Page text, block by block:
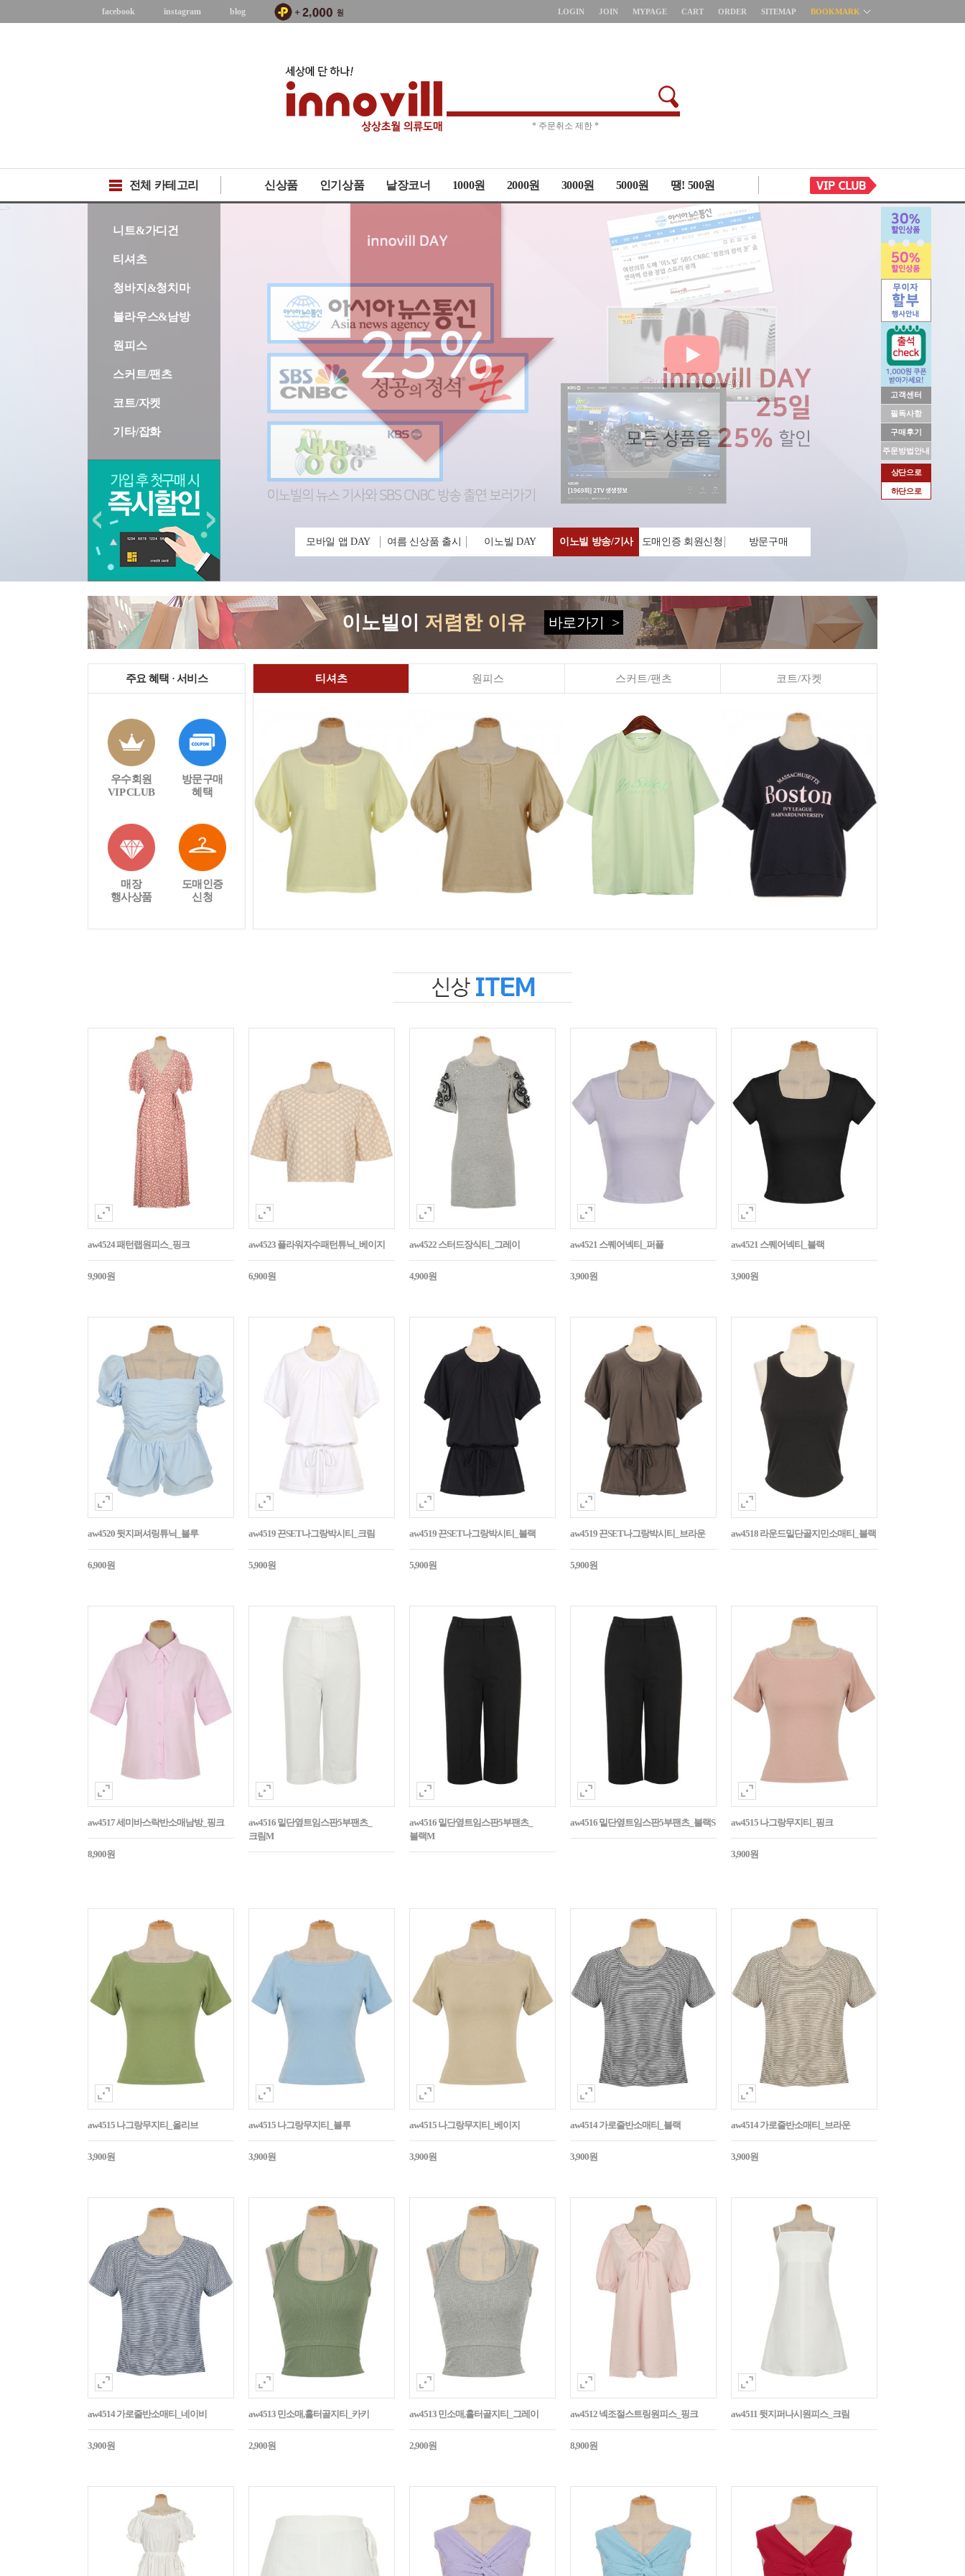
고객센터
필독사항
구매후기
주문방법안내
상단으로
하단으로
facebook instagram blog LOGIN JOIN MYPAGE CART ORDER SITEMAP BOOKMARK
* 상품up-date시간 *
전체 카테고리 신상품 인기상품 낱장코너 1000원 2000원 3000원 5000원 땡! 500원
니트&가디건
티셔츠
청바지&청치마
블라우스&남방
원피스
스커트/팬츠
코트/자켓
기타/잡화
모바일 앱 DAY 여름 신상품 출시 이노빌 DAY 이노빌 방송/기사 도매인증 회원신청 방문구매
-->
이노빌이 저렴한 이유 바로가기 >
주요 혜택 · 서비스
우수회원
VIP CLUB
방문구매
혜택
매장
행사상품
도매인증
신청
티셔츠 원피스 스커트/팬츠 코트/자켓
aw4524 패턴랩원피스_핑크
9,900원
aw4523 플라워자수패턴튜닉_베이지
6,900원
aw4522 스터드장식티_그레이
4,900원
aw4521 스퀘어넥티_퍼플
3,900원
aw4521 스퀘어넥티_블랙
3,900원
aw4520 뒷지퍼셔링튜닉_블루
6,900원
aw4519 끈SET나그랑박시티_크림
5,900원
aw4519 끈SET나그랑박시티_블랙
5,900원
aw4519 끈SET나그랑박시티_브라운
5,900원
aw4518 라운드밑단골지민소매티_블랙
aw4517 세미바스락반소매남방_핑크
8,900원
aw4516 밑단옆트임스판5부팬츠_
크림M
aw4516 밑단옆트임스판5부팬츠_
블랙M
aw4516 밑단옆트임스판5부팬츠_블랙S aw4515 나그랑무지티_핑크
3,900원
aw4515 나그랑무지티_올리브
3,900원
aw4515 나그랑무지티_블루
3,900원
aw4515 나그랑무지티_베이지
3,900원
aw4514 가로줄반소매티_블랙
3,900원
aw4514 가로줄반소매티_브라운
3,900원
aw4514 가로줄반소매티_네이비
3,900원
aw4513 민소매,홀터골지티_카키
2,900원
aw4513 민소매,홀터골지티_그레이
2,900원
aw4512 넥조절스트링원피스_핑크
8,900원
aw4511 뒷지퍼나시원피스_크림